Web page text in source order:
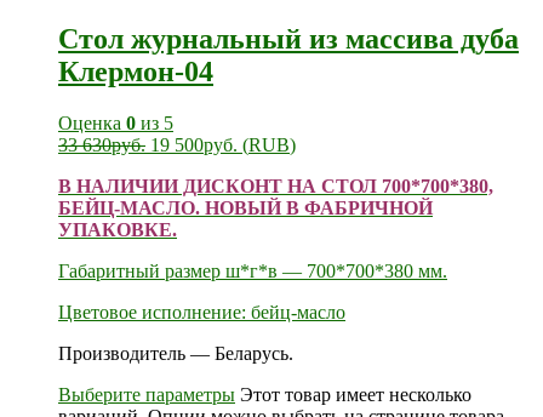
Стол журнальный из массива дуба
Клермон-04
Оценка 0 из 5
33 630руб. 19 500руб. (RUB)
В НАЛИЧИИ ДИСКОНТ НА СТОЛ 700*700*380,
БЕЙЦ-МАСЛО. НОВЫЙ В ФАБРИЧНОЙ
УПАКОВКЕ.
Габаритный размер ш*г*в — 700*700*380 мм.
Цветовое исполнение: бейц-масло
Производитель — Беларусь.
Выберите параметры Этот товар имеет несколько